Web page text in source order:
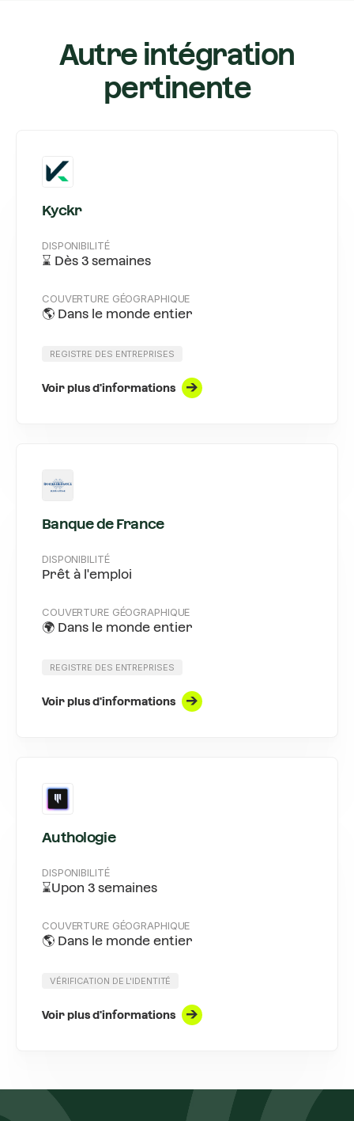
Autre intégration
pertinente
Kyckr
DISPONIBILITÉ
⌛ Dès 3 semaines
COUVERTURE GÉOGRAPHIQUE
🌎 Dans le monde entier
REGISTRE DES ENTREPRISES
Voir plus d'informations
Banque de France
DISPONIBILITÉ
Prêt à l'emploi
COUVERTURE GÉOGRAPHIQUE
🌍 Dans le monde entier
REGISTRE DES ENTREPRISES
Voir plus d'informations
Authologie
DISPONIBILITÉ
⌛Upon 3 semaines
COUVERTURE GÉOGRAPHIQUE
🌎 Dans le monde entier
VÉRIFICATION DE L'IDENTITÉ
Voir plus d'informations